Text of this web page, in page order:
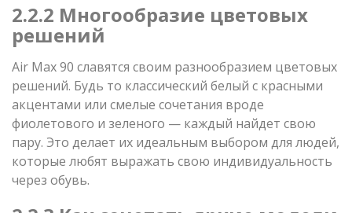
2.2.2 Многообразие цветовых
решений
Air Max 90 славятся своим разнообразием цветовых
решений. Будь то классический белый с красными
акцентами или смелые сочетания вроде
фиолетового и зеленого — каждый найдет свою
пару. Это делает их идеальным выбором для людей,
которые любят выражать свою индивидуальность
через обувь.